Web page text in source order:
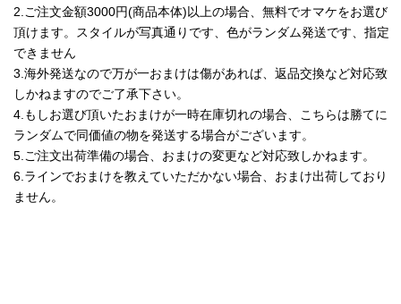
2.ご注文金額3000円(商品本体)以上の場合、無料でオマケをお選び
頂けます。スタイルが写真通りです、色がランダム発送です、指定
できません
3.海外発送なので万が一おまけは傷があれば、返品交換など対応致
しかねますのでご了承下さい。
4.もしお選び頂いたおまけが一時在庫切れの場合、こちらは勝てに
ランダムで同価値の物を発送する場合がございます。
5.ご注文出荷準備の場合、おまけの変更など対応致しかねます。
6.ラインでおまけを教えていただかない場合、おまけ出荷しており
ません。